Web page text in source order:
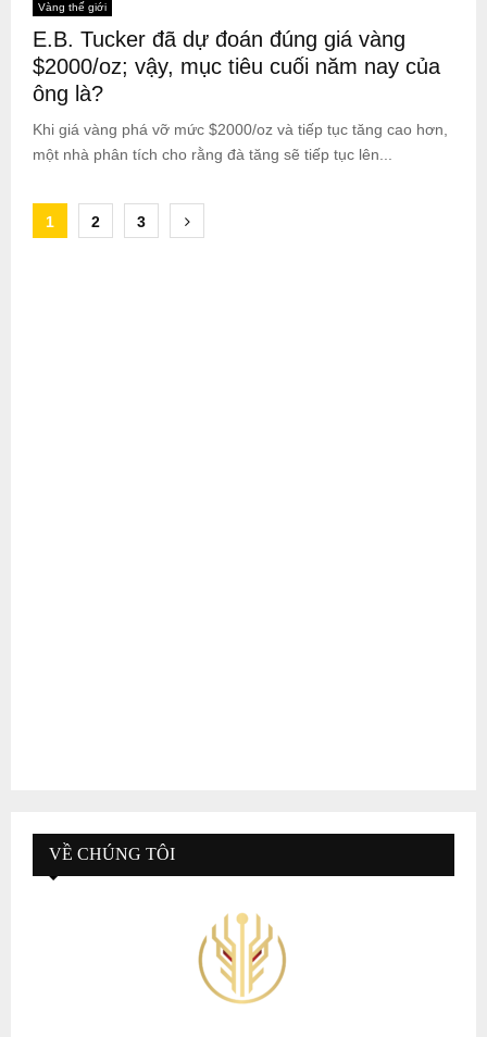
Vàng thế giới
E.B. Tucker đã dự đoán đúng giá vàng
$2000/oz; vậy, mục tiêu cuối năm nay của
ông là?
Khi giá vàng phá vỡ mức $2000/oz và tiếp tục tăng cao hơn,
một nhà phân tích cho rằng đà tăng sẽ tiếp tục lên...
Posts
1 2 3
VỀ CHÚNG TÔI